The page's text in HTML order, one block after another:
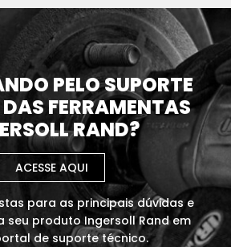
PELO SUPORTE
FERRAMENTAS
RAND?
ACESSE AQUI
para as principais dúvidas e
seu produto Ingersoll Rand em
de suporte técnico.